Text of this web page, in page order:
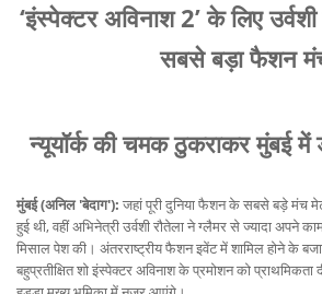
‘इंस्पेक्टर अविनाश 2’ के लिए
सबसे बड़ा फैशन
न्यूयॉर्क की चमक ठुकराकर मुंबई में
मुंबई (अनिल 'बेदाग'): जहां पूरी दुनिया फैशन के सबसे बड़े मंच
हुई थी, वहीं अभिनेत्री उर्वशी रौतेला ने ग्लैमर से ज्यादा
मिसाल पेश की। अंतरराष्ट्रीय फैशन इवेंट में शामिल होने के
बहुप्रतीक्षित शो इंस्पेक्टर अविनाश के प्रमोशन को